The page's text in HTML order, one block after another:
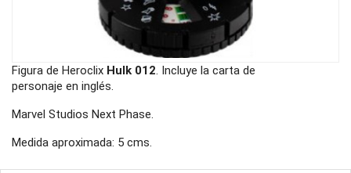
Figura de Heroclix Hulk 012. Incluye la carta de
personaje en inglés.
Marvel Studios Next Phase.
Medida aproximada: 5 cms.